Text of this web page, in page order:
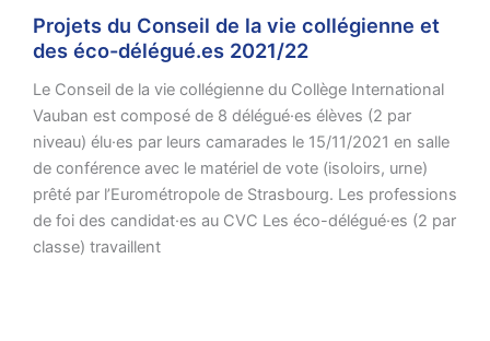
Projets du Conseil de la vie collégienne et
des éco-délégué.es 2021/22
Le Conseil de la vie collégienne du Collège International
Vauban est composé de 8 délégué·es élèves (2 par
niveau) élu·es par leurs camarades le 15/11/2021 en salle
de conférence avec le matériel de vote (isoloirs, urne)
prêté par l’Eurométropole de Strasbourg. Les professions
de foi des candidat·es au CVC Les éco-délégué·es (2 par
classe) travaillent